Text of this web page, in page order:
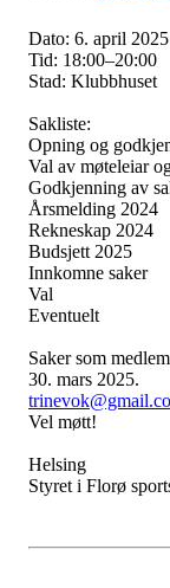
Dato: 6. april 2025
Tid: 18:00–20:00
Stad: Klubbhuset
Sakliste:
Opning og
Val av møteleiar
Godkjenning av
Årsmelding 2024
Rekneskap 2024
Budsjett 2025
Innkomne saker
Val
Eventuelt
Saker som
30. mars 2025.
Vel møtt!
Helsing
Styret i Florø